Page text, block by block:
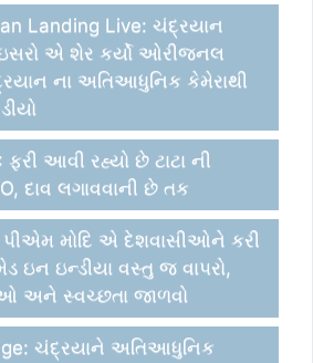
Landing Live: ચંદ્રયાન
એ શેર કર્યો ઓરીજનલ
ના અતિઆધુનિક કેમેરાથી
ફરી આવી રહ્યો છે ટાટા ની
દાવ લગાવવાની છે તક
પીએમ મોદિ એ દેશવાસીઓને કરી
ઇન ઇન્ડીયા વસ્તુ જ વાપરો,
અને સ્વચ્છતા જાળવો
ચંદ્રયાને અતિઆધુનિક